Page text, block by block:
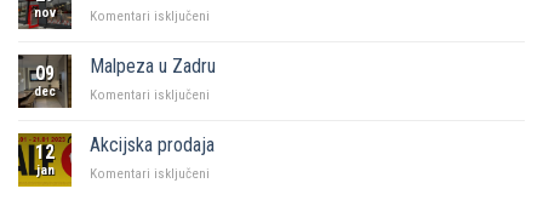
nov Komentari isključeni
Malpeza
09
dec
Malpeza u Zadru
Komentari isključeni
Zadru
12
jan
Akcijska prodaja
Komentari isključeni